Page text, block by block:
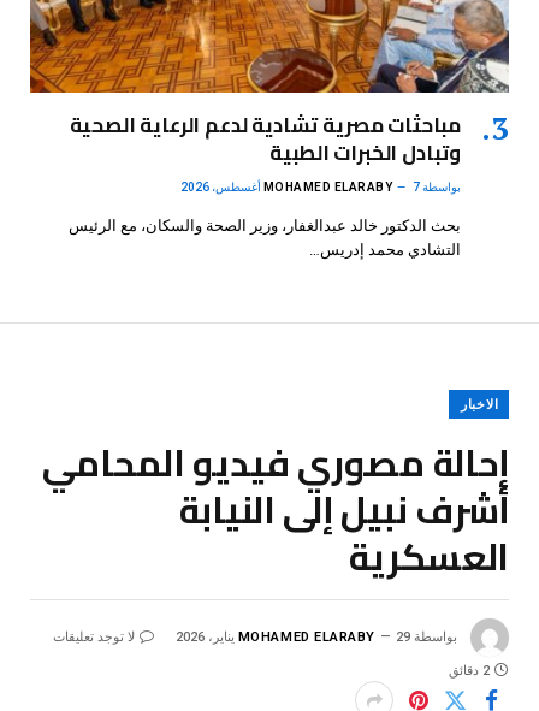
مباحثات مصرية تشادية لدعم الرعاية الصحية
وتبادل الخبرات الطبية
بواسطة MOHAMED ELARABY 7 أغسطس، 2026
بحث الدكتور خالد عبدالغفار، وزير الصحة والسكان، مع الرئيس
التشادي محمد إدريس…
الاخبار
إحالة مصوري فيديو المحامي
أشرف نبيل إلى النيابة
العسكرية
بواسطة MOHAMED ELARABY 29 يناير، 2026 لا توجد تعليقات
2 دقائق